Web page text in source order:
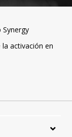
Synergy
activación en